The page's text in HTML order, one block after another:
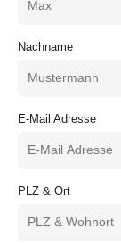
Nachname
E-Mail Adresse
PLZ & Ort